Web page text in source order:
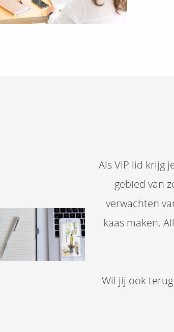
Als VIP lid krijg
gebied van
verwachten
kaas maken.
Wil jij ook